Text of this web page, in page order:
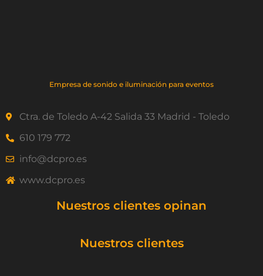
Empresa de sonido e iluminación para eventos
Ctra. de Toledo A-42 Salida 33 Madrid - Toledo
610 179 772
info@dcpro.es
www.dcpro.es
Nuestros clientes opinan
Nuestros clientes